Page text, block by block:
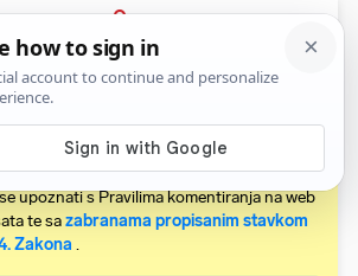
PRIJAVA
Relevantni
koji želi komentirati članke obvezan je
upoznati s Pravilima komentiranja na web
te sazabranama propisanim stavkom
Zakona .